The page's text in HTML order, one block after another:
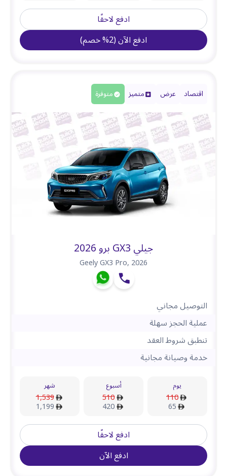
ادفع لاحقًا
ادفع الآن(
2
%خصم)
اقتصاد عرض متميز متوفرة
جيلي GX3 برو 2026
Geely GX3 Pro,2026
التوصيل مجاني
عملية الحجز سهلة
تنطبق شروط العقد
خدمة وصيانة مجانية
يوم
110
65
أسبوع
510
420
شهر
1,539
1,199
ادفع لاحقًا
ادفع الآن